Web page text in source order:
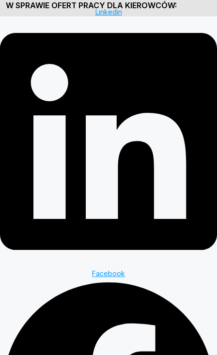
W SPRAWIE OFERT PRACY DLA KIEROWCÓW:
Linkedin
Facebook